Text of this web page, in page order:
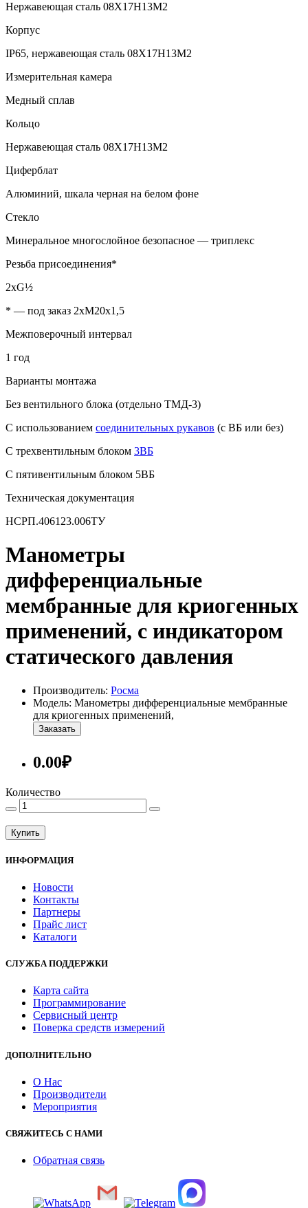
Нержавеющая сталь 08Х17Н13М2
Корпус
IP65, нержавеющая сталь 08Х17Н13М2
Измерительная камера
Медный сплав
Кольцо
Нержавеющая сталь 08Х17Н13М2
Циферблат
Алюминий, шкала черная на белом фоне
Стекло
Минеральное многослойное безопасное — триплекс
Резьба присоединения*
2хG½
* — под заказ 2хМ20х1,5
Межповерочный интервал
1 год
Варианты монтажа
Без вентильного блока (отдельно ТМД-3)
С использованием соединительных рукавов (с ВБ или без)
С трехвентильным блоком 3ВБ
С пятивентильным блоком 5ВБ
Техническая документация
НСРП.406123.006ТУ
Манометры
дифференциальные
мембранные для криогенных
применений, с индикатором
статического давления
Производитель: Росма
Модель: Манометры дифференциальные мембранные
для криогенных применений,
Заказать
0.00₽
Количество
Купить
ИНФОРМАЦИЯ
Новости
Контакты
Партнеры
Прайс лист
Каталоги
СЛУЖБА ПОДДЕРЖКИ
Карта сайта
Программирование
Сервисный центр
Поверка средств измерений
ДОПОЛНИТЕЛЬНО
О Нас
Производители
Мероприятия
СВЯЖИТЕСЬ С НАМИ
Обратная связь